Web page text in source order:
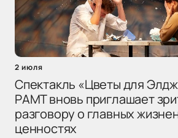
2 июля
Спектакль «Цветы для
РАМТ вновь приглашает
разговору о главных
ценностях